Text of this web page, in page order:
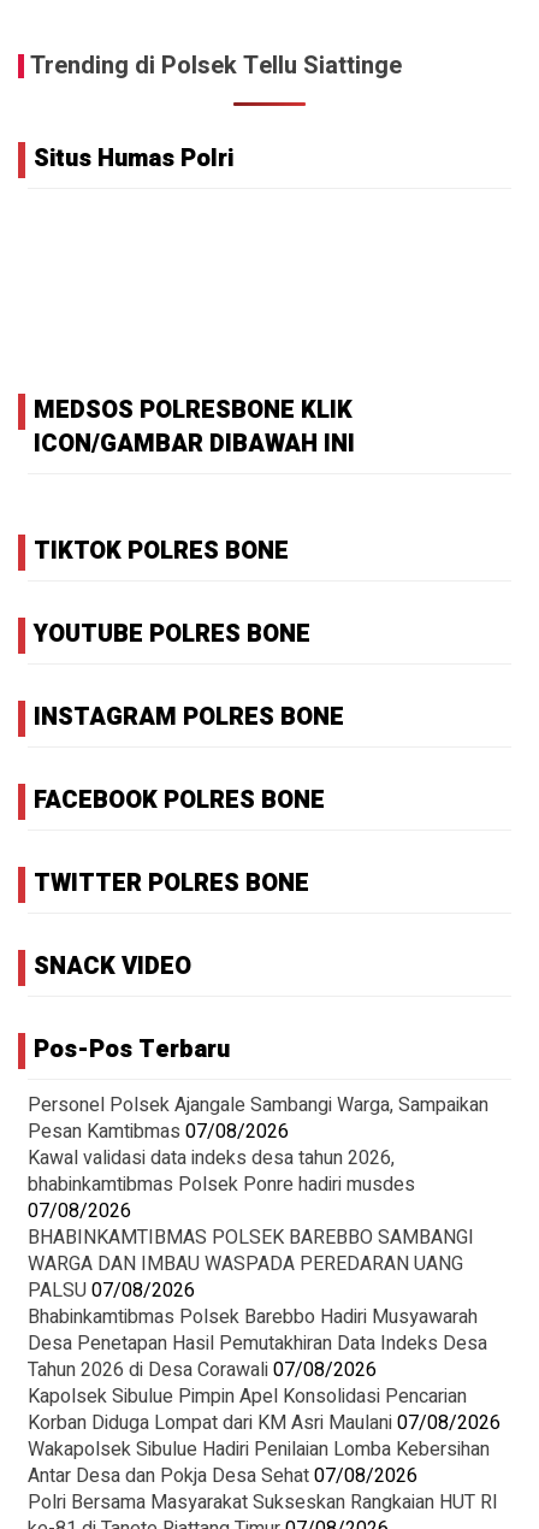
Trending di Polsek Tellu Siattinge
Situs Humas Polri
MEDSOS POLRESBONE KLIK
ICON/GAMBAR DIBAWAH INI
TIKTOK POLRES BONE
YOUTUBE POLRES BONE
INSTAGRAM POLRES BONE
FACEBOOK POLRES BONE
TWITTER POLRES BONE
SNACK VIDEO
Pos-Pos Terbaru
Personel Polsek Ajangale Sambangi Warga, Sampaikan
Pesan Kamtibmas 07/08/2026
Kawal validasi data indeks desa tahun 2026,
bhabinkamtibmas Polsek Ponre hadiri musdes
07/08/2026
BHABINKAMTIBMAS POLSEK BAREBBO SAMBANGI
WARGA DAN IMBAU WASPADA PEREDARAN UANG
PALSU07/08/2026
Bhabinkamtibmas Polsek Barebbo Hadiri Musyawarah
Desa Penetapan Hasil Pemutakhiran Data Indeks Desa
Tahun 2026 di Desa Corawali07/08/2026
Kapolsek Sibulue Pimpin Apel Konsolidasi Pencarian
Korban Diduga Lompat dari KM Asri Maulani07/08/2026
Wakapolsek Sibulue Hadiri Penilaian Lomba Kebersihan
Antar Desa dan Pokja Desa Sehat07/08/2026
Polri Bersama Masyarakat Sukseskan Rangkaian HUT RI